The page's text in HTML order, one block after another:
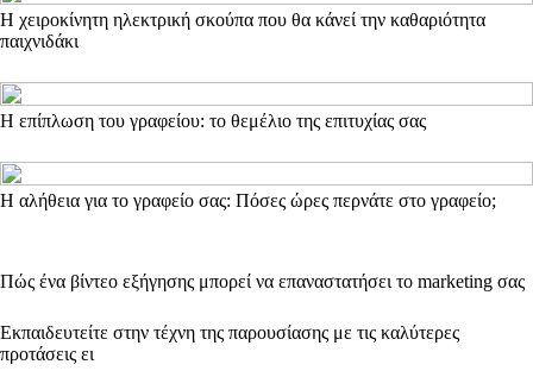
Η χειροκίνητη ηλεκτρική σκούπα που θα κάνεί την καθαριότητα
παιχνιδάκι
Η επίπλωση του γραφείου: το θεμέλιο της επιτυχίας σας
Η αλήθεια για το γραφείο σας: Πόσες ώρες περνάτε στο γραφείο;
Πώς ένα βίντεο εξήγησης μπορεί να επαναστατήσει το marketing σας
Εκπαιδευτείτε στην τέχνη της παρουσίασης με τις καλύτερες
προτάσεις ει